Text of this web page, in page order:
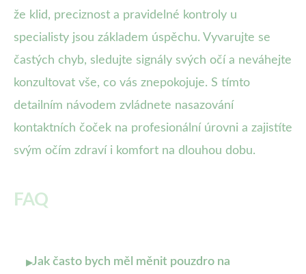
že klid, preciznost a pravidelné kontroly u
specialisty jsou základem úspěchu. Vyvarujte se
častých chyb, sledujte signály svých očí a neváhejte
konzultovat vše, co vás znepokojuje. S tímto
detailním návodem zvládnete nasazování
kontaktních čoček na profesionální úrovni a zajistíte
svým očím zdraví i komfort na dlouhou dobu.
FAQ
▸Jak často bych měl měnit pouzdro na